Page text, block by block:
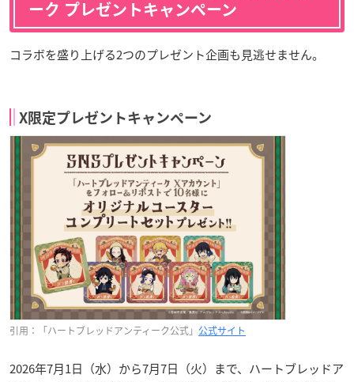
ーク プレゼントキャンペーン
コラボを盛り上げる2つのプレゼント企画も見逃せません。
X限定プレゼントキャンペーン
引用：「ハートブレッドアンティーク公式」 公式サイト
2026年7月1日（水）から7月7日（火）まで、ハートブレッドア